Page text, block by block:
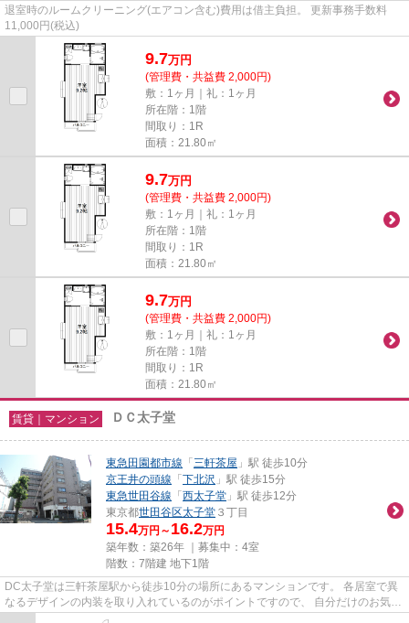
退室時のルームクリーニング(エアコン含む)費用は借主負担。 更新事務手数料
11,000円(税込)
9.7万円
(管理費・共益費 2,000円)
敷：1ヶ月｜礼：1ヶ月
所在階：1階
間取り：1R
面積：21.80㎡
9.7万円
(管理費・共益費 2,000円)
敷：1ヶ月｜礼：1ヶ月
所在階：1階
間取り：1R
面積：21.80㎡
9.7万円
(管理費・共益費 2,000円)
敷：1ヶ月｜礼：1ヶ月
所在階：1階
間取り：1R
面積：21.80㎡
賃貸｜マンション ＤＣ太子堂
東急田園都市線 「三軒茶屋 」駅 徒歩10分
京王井の頭線 「下北沢 」駅 徒歩15分
東急世田谷線 「西太子堂 」駅 徒歩12分
東京都世田谷区太子堂 ３丁目
15.4万円～ 16.2万円
築年数：築26年 ｜募集中： 4室
階数：7階建 地下1階
DC太子堂は三軒茶屋駅から徒歩10分の場所にあるマンションです。 各居室で異
なるデザインの内装を取り入れているのがポイントですので、 自分だけのお気に
入りを見つけてみてはいかが...